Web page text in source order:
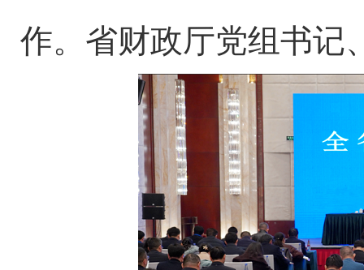
作。省财政厅党组书记